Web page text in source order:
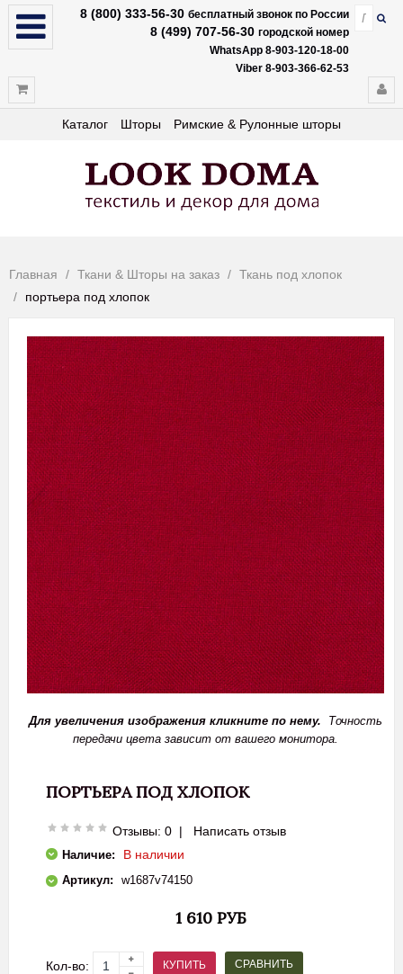
8 (800) 333-56-30 бесплатный звонок по России
8 (499) 707-56-30 городской номер
WhatsApp 8-903-120-18-00
Viber 8-903-366-62-53
Каталог Шторы Римские & Рулонные шторы
Главная Ткани & Шторы на заказ
Ткань под хлопок
портьера под хлопок
Для увеличения изображения кликните по нему. Точность
передачи цвета зависит от вашего монитора.
ПОРТЬЕРА ПОД ХЛОПОК
Отзывы: 0 | Написать отзыв
Наличие: В наличии
Артикул: w1687v74150
1 610 РУБ
Кол-во: КУПИТЬ СРАВНИТЬ